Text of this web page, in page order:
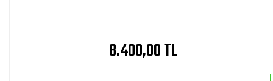
8.400,00 TL